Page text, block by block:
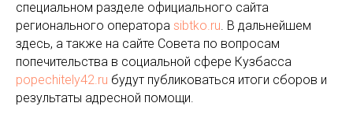
специальном разделе официального сайта
регионального оператора sibtko.ru. В дальнейшем
здесь, а также на сайте Совета по вопросам
попечительства в социальной сфере Кузбасса
popechitely42.ru будут публиковаться итоги сборов и
результаты адресной помощи.